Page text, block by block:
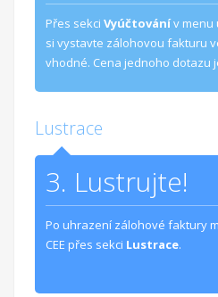
Přes sekciVyúčtovánív menu
si vystavte zálohovou fakturu
vhodné. Cena jednoho dotazu
Lustrace
3. Lustrujte!
Po uhrazení zálohové faktury
CEE přes sekci Lustrace.